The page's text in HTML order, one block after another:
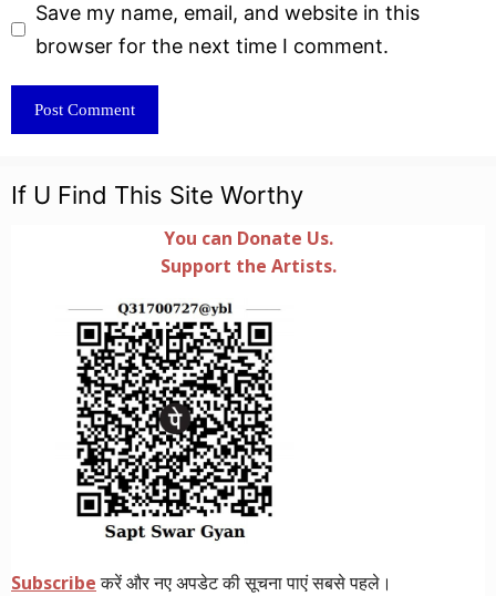
Website
Save my name, email, and website in this
browser for the next time I comment.
If U Find This Site Worthy